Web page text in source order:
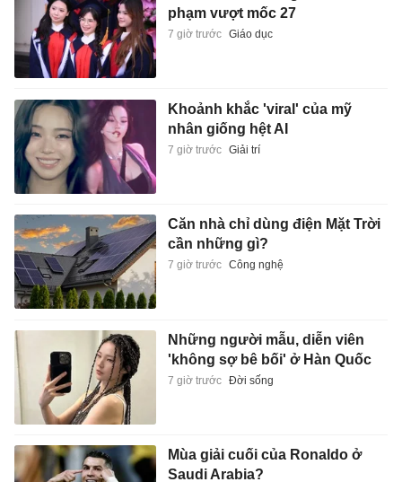
phạm vượt mốc 27
7 giờ trước Giáo dục
Khoảnh khắc 'viral' của mỹ
nhân giống hệt AI
7 giờ trước Giải trí
Căn nhà chỉ dùng điện Mặt Trời
cần những gì?
7 giờ trước Công nghệ
Những người mẫu, diễn viên
'không sợ bê bối' ở Hàn Quốc
7 giờ trước Đời sống
Mùa giải cuối của Ronaldo ở
Saudi Arabia?